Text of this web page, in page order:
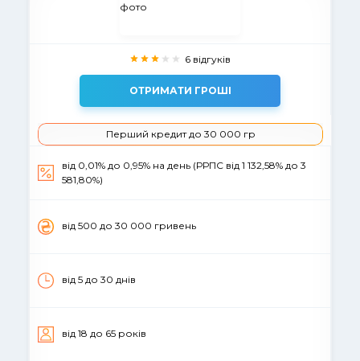
6 відгуків
ОТРИМАТИ ГРОШІ
Перший кредит до 30 000 гр
від 0,01% до 0,95% на день (РРПС від 1 132,58% до 3
581,80%)
вiд 500 до 30 000 гривень
від 5 до 30 днiв
вiд 18 до 65 рокiв